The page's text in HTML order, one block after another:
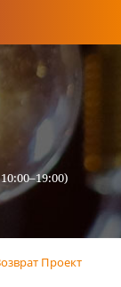
Проект